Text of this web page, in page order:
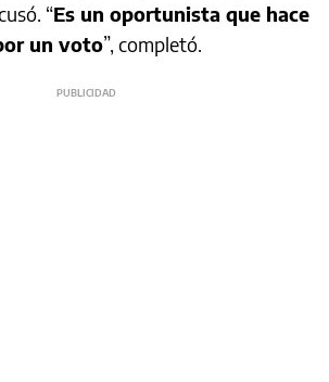
“Es un oportunista que hace
un voto”, completó.